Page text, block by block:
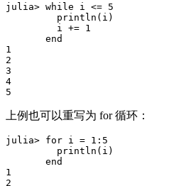
julia> while i <= 5
         println(i)
         i += 1
       end
1
2
3
4
上例也可以重写为 for 循环：
julia> for i = 1:5
         println(i)
       end
1
2